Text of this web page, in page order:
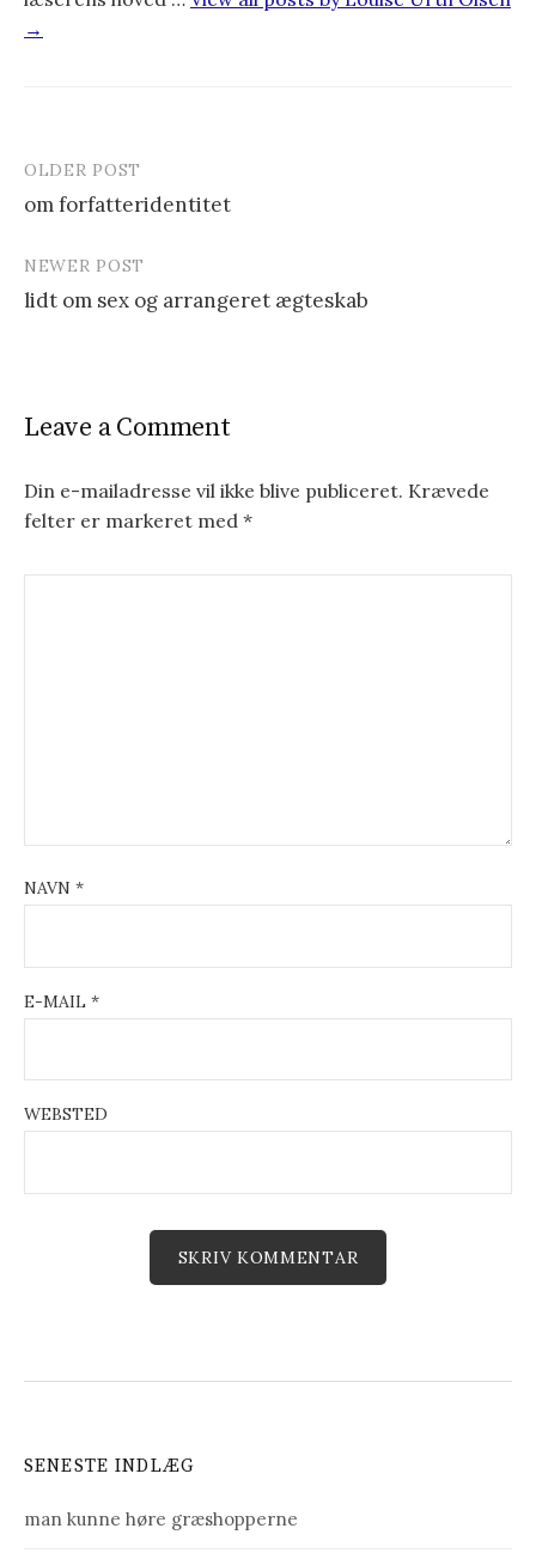
→
o
n
v
i
g
OLDER POST
om forfatteridentitet
NEWER POST
lidt om sex og arrangeret ægteskab
Leave a Comment
Din e-mailadresse vil ikke blive publiceret. Krævede
felter er markeret med *
NAVN *
E-MAIL *
WEBSTED
SENESTE INDLÆG
man kunne høre græshopperne